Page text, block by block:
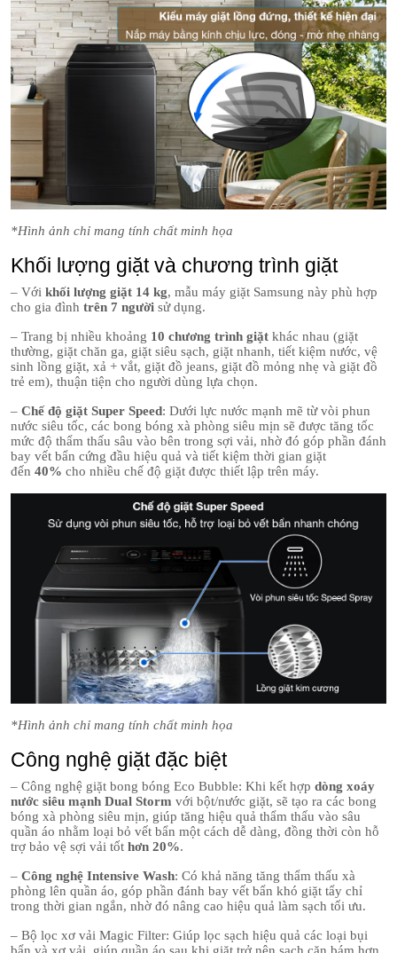
*Hình ảnh chỉ mang tính chất minh họa
Khối lượng giặt và chương trình giặt
– Với khối lượng giặt 14 kg, mẫu máy giặt Samsung này phù hợp
cho gia đình trên 7 người sử dụng.
– Trang bị nhiều khoảng 10 chương trình giặt khác nhau (giặt
thường, giặt chăn ga, giặt siêu sạch, giặt nhanh, tiết kiệm nước, vệ
sinh lồng giặt, xả + vắt, giặt đồ jeans, giặt đồ mỏng nhẹ và giặt đồ
trẻ em), thuận tiện cho người dùng lựa chọn.
– Chế độ giặt Super Speed: Dưới lực nước mạnh mẽ từ vòi phun
nước siêu tốc, các bong bóng xà phòng siêu mịn sẽ được tăng tốc
mức độ thẩm thấu sâu vào bên trong sợi vải, nhờ đó góp phần đánh
bay vết bẩn cứng đầu hiệu quả và tiết kiệm thời gian giặt
đến 40% cho nhiều chế độ giặt được thiết lập trên máy.
*Hình ảnh chỉ mang tính chất minh họa
Công nghệ giặt đặc biệt
– Công nghệ giặt bong bóng Eco Bubble: Khi kết hợp dòng xoáy
nước siêu mạnh Dual Storm với bột/nước giặt, sẽ tạo ra các bong
bóng xà phòng siêu mịn, giúp tăng hiệu quả thẩm thấu vào sâu
quần áo nhằm loại bỏ vết bẩn một cách dễ dàng, đồng thời còn hỗ
trợ bảo vệ sợi vải tốt hơn 20%.
– Công nghệ Intensive Wash: Có khả năng tăng thẩm thấu xà
phòng lên quần áo, góp phần đánh bay vết bẩn khó giặt tẩy chỉ
trong thời gian ngắn, nhờ đó nâng cao hiệu quả làm sạch tối ưu.
– Bộ lọc xơ vải Magic Filter: Giúp lọc sạch hiệu quả các loại bụi